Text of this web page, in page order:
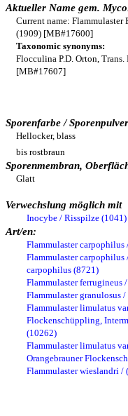
Aktueller Name gem.
Current name:
(1909) [MB#17600]
Taxonomic synonyms:
Flocculina P.D. Orton,
[MB#17607]
Sporenfarbe /
Hellocker, blass
bis rostbraun
Sporenmembran,
Glatt
Verwechslung möglich mit
Inocybe / Risspilze (1041)
Art/en:
Flammulaster carpophilus
Flammulaster
carpophilus (8721)
Flammulaster ferrugineus
Flammulaster granulosus
Flammulaster limulatus
Flockenschüppling,
(10262)
Flammulaster limulatus
Orangebrauner
Flammulaster wieslandri /